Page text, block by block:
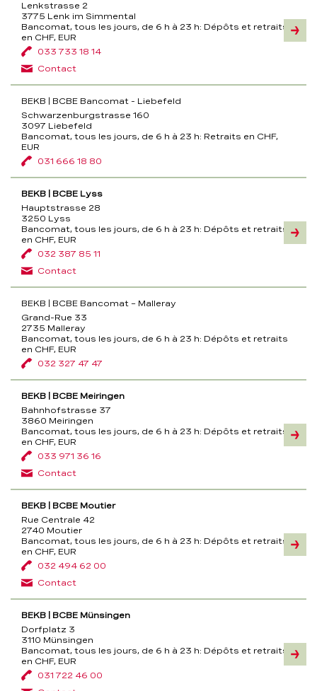
Lenkstrasse 2
3775 Lenk im Simmental
Bancomat, tous les jours, de 6 h à 23 h: Dépôts et retraits
en CHF, EUR
033 733 18 14
Contact
BEKB | BCBE Bancomat - Liebefeld
Schwarzenburgstrasse 160
3097 Liebefeld
Bancomat, tous les jours, de 6 h à 23 h: Retraits en CHF,
EUR
031 666 18 80
BEKB | BCBE Lyss
Hauptstrasse 28
3250 Lyss
Bancomat, tous les jours, de 6 h à 23 h: Dépôts et retraits
en CHF, EUR
032 387 85 11
Contact
BEKB | BCBE Bancomat – Malleray
Grand-Rue 33
2735 Malleray
Bancomat, tous les jours, de 6 h à 23 h: Dépôts et retraits
en CHF, EUR
032 327 47 47
BEKB | BCBE Meiringen
Bahnhofstrasse 37
3860 Meiringen
Bancomat, tous les jours, de 6 h à 23 h: Dépôts et retraits
en CHF, EUR
033 971 36 16
Contact
BEKB | BCBE Moutier
Rue Centrale 42
2740 Moutier
Bancomat, tous les jours, de 6 h à 23 h: Dépôts et retraits
en CHF, EUR
032 494 62 00
Contact
BEKB | BCBE Münsingen
Dorfplatz 3
3110 Münsingen
Bancomat, tous les jours, de 6 h à 23 h: Dépôts et retraits
en CHF, EUR
031 722 46 00